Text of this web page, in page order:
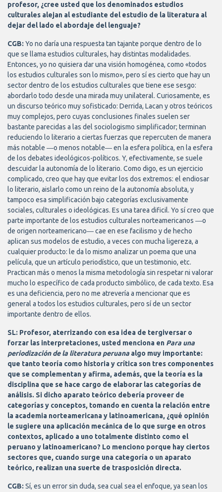
profesor, ¿cree usted que los denominados estudios
culturales alejan al estudiante del estudio de la literatura al
dejar del lado el abordaje del lenguaje?
CGB: Yo no daría una respuesta tan tajante porque dentro de lo
que se llama estudios culturales, hay distintas modalidades.
Entonces, yo no quisiera dar una visión homogénea, como «todos
los estudios culturales son lo mismo», pero sí es cierto que hay un
sector dentro de los estudios culturales que tiene ese sesgo:
abordarlo todo desde una mirada muy unilateral. Curiosamente, es
un discurso teórico muy sofisticado: Derrida, Lacan y otros teóricos
muy complejos, pero cuyas conclusiones finales suelen ser
bastante parecidas a las del sociologismo simplificador; terminan
reduciendo lo literario a ciertas fuerzas que repercuten de manera
más notable ―o menos notable― en la esfera política, en la esfera
de los debates ideológicos-políticos. Y, efectivamente, se suele
descuidar la autonomía de lo literario. Como digo, es un ejercicio
complicado, creo que hay que evitar los dos extremos: el endiosar
lo literario, aislarlo como un reino de la autonomía absoluta, y
tampoco esa simplificación bajo categorías exclusivamente
sociales, culturales o ideológicas. Es una tarea dificil. Yo sí creo que
parte importante de los estudios culturales norteamericanos ―o
de origen norteamericano― cae en ese facilismo y de hecho
aplican sus modelos de estudio, a veces con mucha ligereza, a
cualquier producto: le da lo mismo analizar un poema que una
película, que un artículo periodístico, que un testimonio, etc.
Practican más o menos la misma metodología sin respetar ni valorar
mucho lo específico de cada producto simbólico, de cada texto. Esa
es una deficiencia, pero no me atrevería a mencionar que es
general a todos los estudios culturales, pero sí de un sector
importante dentro de ellos.
SL: Profesor, aterrizando con esa idea de tergiversar o
forzar las interpretaciones, usted menciona en Para una
periodización de la literatura peruana algo muy importante:
que tanto teoría como historia y crítica son tres componentes
que se complementan y afirma, además, que la teoría es la
disciplina que se hace cargo de elaborar las categorías de
análisis. Si dicho aparato teórico debería proveer de
categorías y conceptos, tomando en cuenta la relación entre
la academia norteamericana y latinoamericana, ¿qué opinión
le sugiere una aplicación mecánica de lo que surge en otros
contextos, aplicado a uno totalmente distinto como el
peruano y latinoamericano? Lo menciono porque hay ciertos
sectores que, cuando surge una categoría o un aparato
teórico, realizan una suerte de trasposición directa.
CGB: Sí, es un error sin duda, sea cual sea el enfoque, ya sean los